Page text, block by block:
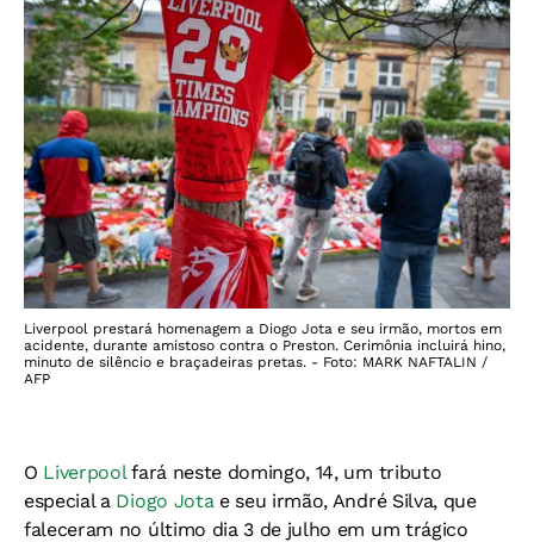
Liverpool prestará homenagem a Diogo Jota e seu irmão, mortos em
acidente, durante amistoso contra o Preston. Cerimônia incluirá hino,
minuto de silêncio e braçadeiras pretas. - Foto: MARK NAFTALIN /
AFP
O Liverpoolfará neste domingo, 14, um tributo
especial a Diogo Jotae seu irmão, André Silva, que
faleceram no último dia 3 de julho em um trágico